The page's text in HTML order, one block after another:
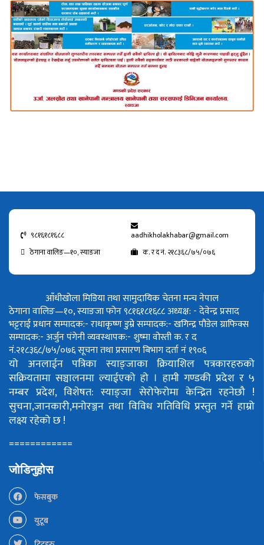
९८१६१८१६८८
aadhikholakhabar@gmail.com
ठेगाना वालिङ—१०, स्याङजा
क. र द नं. २१८३६८/७५/०७६
आँधीखोला मिडिया तथा सामुदायिक चेतना मन्च नेपाल
ठेगाना वालिङ—१०, स्याङजा फोन ९८१६१८१६८८अध्यक्ष: - देवेन्द्र प्रसाद
भट्टराईप्रधान सम्पादक:- राधाकृष्ण डुम्रेसम्पादक:- खगिन्द्र पौडेलग्राफिक्स
सम्पादक:- अर्जुन पंगेनीव्यवस्थापक:- शुष्मा वोस्तीक. र द
नं.२१८३६८/७५/०७६सूचना तथा प्रसारण बिभाग दर्ता नं १९०६
यो अनलाईन पत्रिका स्याङ्जाका क्रियाशिल पत्रकारहरुको
सक्रियतामा सञ्चालनमा ल्याईएको हो । हामी गण्डकी प्रदेश र ५
नम्बर प्रदेश, विशेषत: स्याङ्जा सेरोफेरोमा केन्द्रित रहनेछौ !
सुचना,जानकारी,मनोरञ्जन तथा विविध गतिविधि प्रस्तुत गर्ने हाम्रो
लक्ष्य रहेको छ !
============
जोडिनुहोस
फेसबुक
युटूब